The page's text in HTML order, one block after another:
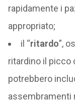
rapidamente i
appropriato;
il “ritardo”,
ritardino il picco
potrebbero
assembramenti